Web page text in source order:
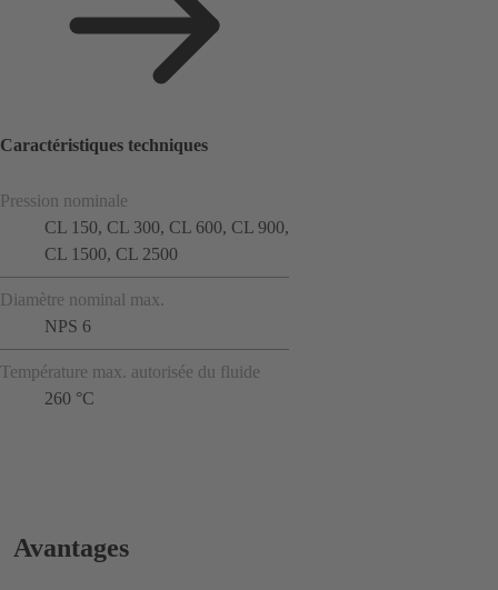
Caractéristiques techniques
Pression nominale
CL 150, CL 300, CL 600, CL 900,
CL 1500, CL 2500
Diamètre nominal max.
NPS 6
Température max. autorisée du fluide
260 °C
Avantages